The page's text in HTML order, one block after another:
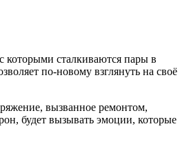
которыми сталкиваются пары в
по-новому взглянуть на своё
вызванное ремонтом,
будет вызывать эмоции, которые